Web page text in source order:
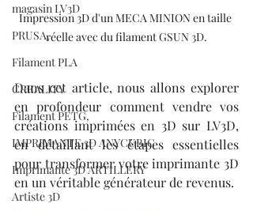
magasin LV3D
PRUSA,
Filament PLA
CREALITY
Filament PETG,
IMPRIMANTE 3D ANYCUBIC
Imprimante 3D ARTILLERY
Artiste 3D
Impression 3D d'un MECA MINION en taille
réelle avec du filament GSUN 3D.
Dans cet article, nous allons explorer
en profondeur comment vendre vos
créations imprimées en 3D sur LV3D,
en détaillant les étapes essentielles
pour transformer votre imprimante 3D
en un véritable générateur de revenus.